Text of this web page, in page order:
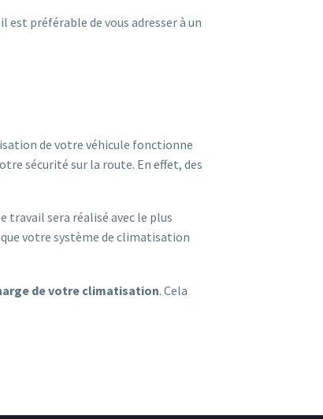
préférable de vous adresser à un
de votre véhicule fonctionne
sécurité sur la route. En effet, des
travail sera réalisé avec le plus
votre système de climatisation
de votre climatisation. Cela